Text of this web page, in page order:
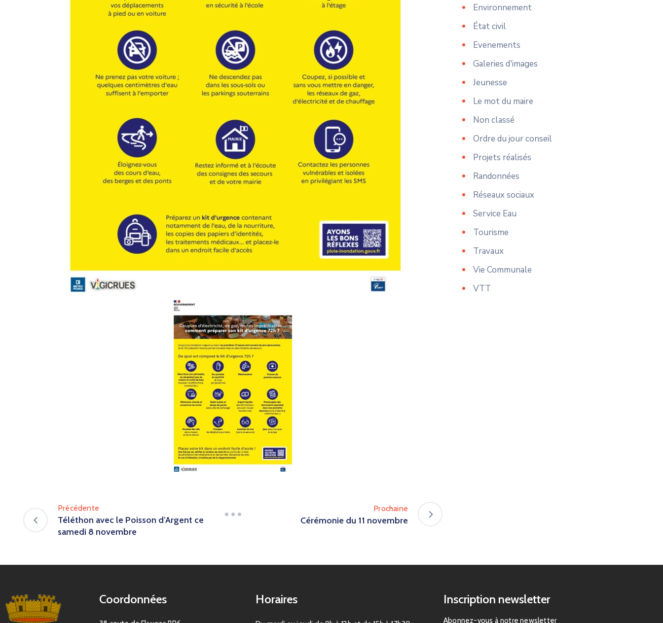
Précédente
Téléthon avec le Poisson d’Argent ce
samedi 8 novembre
Prochaine
Cérémonie du 11 novembre
Environnement
État civil
Evenements
Galeries d'images
Jeunesse
Le mot du maire
Non classé
Ordre du jour conseil
Projets réalisés
Randonnées
Réseaux sociaux
Service Eau
Tourisme
Travaux
Vie Communale
VTT
Coordonnées Horaires Inscription newsletter
Abonnez-vous à notre newsletter